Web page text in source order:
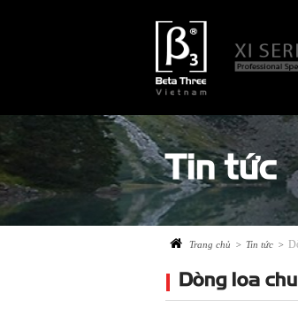
Tin tức
Trang chủ > Tin tức >
Dòng loa